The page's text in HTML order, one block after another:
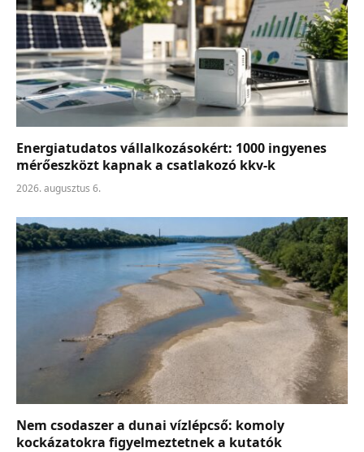
Energiatudatos vállalkozásokért: 1000 ingyenes
mérőeszközt kapnak a csatlakozó kkv-k
2026. augusztus 6.
Nem csodaszer a dunai vízlépcső: komoly
kockázatokra figyelmeztetnek a kutatók